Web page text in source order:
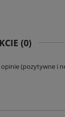
(0)
opinie (pozytywne i